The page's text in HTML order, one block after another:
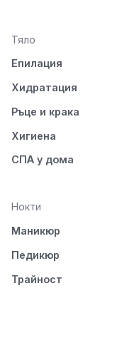
Тяло
Епилация
Хидратация
Ръце и крака
Хигиена
СПА у дома
Нокти
Маникюр
Педикюр
Трайност